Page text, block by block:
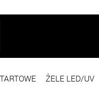
ŻELE LED/UV